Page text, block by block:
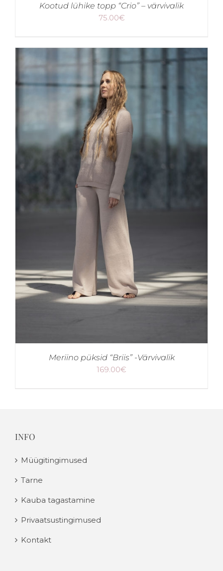
Kootud lühike topp “Crio” – värvivalik
75.00€
Meriino püksid “Briis” -Värvivalik
169.00€
INFO
Müügitingimused
Tarne
Kauba tagastamine
Privaatsustingimused
Kontakt